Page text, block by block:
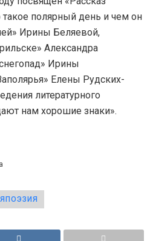
такое полярный день и чем он
Ирины Беляевой,
Александра
Ирины
Елены Рудских-
литературного
нам хорошие знаки».